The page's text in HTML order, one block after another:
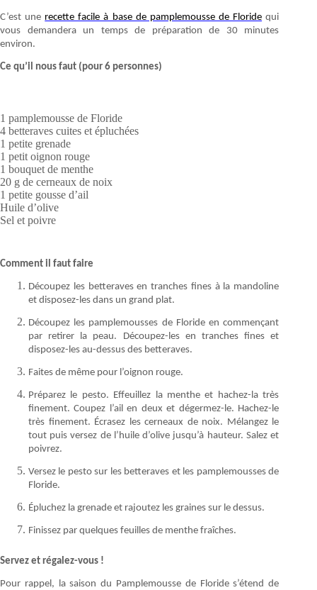
C’est une recette facile à base de pamplemousse de Floride qui
vous demandera un temps de préparation de 30 minutes
environ.
Ce qu’il nous faut (pour 6 personnes)
1 pamplemousse de Floride
4 betteraves cuites et épluchées
1 petite grenade
1 petit oignon rouge
1 bouquet de menthe
20 g de cerneaux de noix
1 petite gousse d’ail
Huile d’olive
Sel et poivre
Comment il faut faire
Découpez les betteraves en tranches fines à la mandoline
et disposez-les dans un grand plat.
Découpez les pamplemousses de Floride en commençant
par retirer la peau. Découpez-les en tranches fines et
disposez-les au-dessus des betteraves.
Faites de même pour l’oignon rouge.
Préparez le pesto. Effeuillez la menthe et hachez-la très
finement. Coupez l’ail en deux et dégermez-le. Hachez-le
très finement. Écrasez les cerneaux de noix. Mélangez le
tout puis versez de l’huile d’olive jusqu’à hauteur. Salez et
poivrez.
Versez le pesto sur les betteraves et les pamplemousses de
Floride.
Épluchez la grenade et rajoutez les graines sur le dessus.
Finissez par quelques feuilles de menthe fraîches.
Servez et régalez-vous !
Pour rappel, la saison du Pamplemousse de Floride s’étend de